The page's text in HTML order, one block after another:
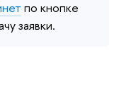
по кнопке
заявки.